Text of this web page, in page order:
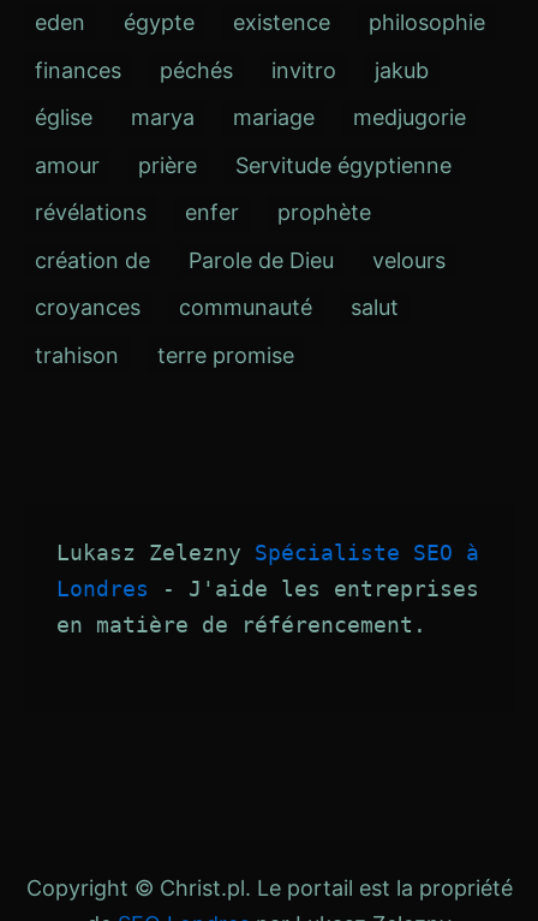
eden
égypte existence
philosophie
finances
péchés invitro
jakub
église
marya mariage
medjugorie
amour
prière
Servitude égyptienne
révélations
enfer
prophète
création de
Parole de Dieu
velours
croyances
communauté
salut
trahison
terre promise
Lukasz Zelezny Spécialiste SEO à
Londres - J'aide les entreprises
en matière de référencement.
Copyright © Christ.pl. Le portail est la propriété